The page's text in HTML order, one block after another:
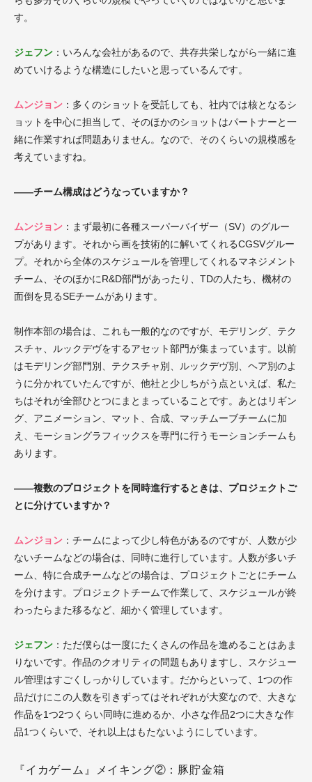
す。
ジェフン ：いろんな会社があるので、共存共栄しながら一緒に進
めていけるような構造にしたいと思っているんです。
ムンジョン ：多くのショットを受託しても、社内では核となるシ
ョットを中心に担当して、そのほかのショットはパートナーと一
緒に作業すれば問題ありません。なので、そのくらいの規模感を
考えていますね。
――チーム構成はどうなっていますか？
ムンジョン ：まず最初に各種スーパーバイザー（SV）のグルー
プがあります。それから画を技術的に解いてくれるCGSVグルー
プ。それから全体のスケジュールを管理してくれるマネジメント
チーム、そのほかにR&D部門があったり、TDの人たち、機材の
面倒を見るSEチームがあります。
制作本部の場合は、これも一般的なのですが、モデリング、テク
スチャ、ルックデヴをするアセット部門が集まっています。以前
はモデリング部門別、テクスチャ別、ルックデヴ別、ヘア別のよ
うに分かれていたんですが、他社と少しちがう点といえば、私た
ちはそれが全部ひとつにまとまっていることです。あとはリギン
グ、アニメーション、マット、合成、マッチムーブチームに加
え、モーショングラフィックスを専門に行うモーションチームも
あります。
――複数のプロジェクトを同時進行するときは、プロジェクトご
とに分けていますか？
ムンジョン ：チームによって少し特色があるのですが、人数が少
ないチームなどの場合は、同時に進行しています。人数が多いチ
ーム、特に合成チームなどの場合は、プロジェクトごとにチーム
を分けます。プロジェクトチームで作業して、スケジュールが終
わったらまた移るなど、細かく管理しています。
ジェフン ：ただ僕らは一度にたくさんの作品を進めることはあま
りないです。作品のクオリティの問題もありますし、スケジュー
ル管理はすごくしっかりしています。だからといって、1つの作
品だけにこの人数を引きずってはそれぞれが大変なので、大きな
作品を1つ2つくらい同時に進めるか、小さな作品2つに大きな作
品1つくらいで、それ以上はもたないようにしています。
『イカゲーム』メイキング②：豚貯金箱